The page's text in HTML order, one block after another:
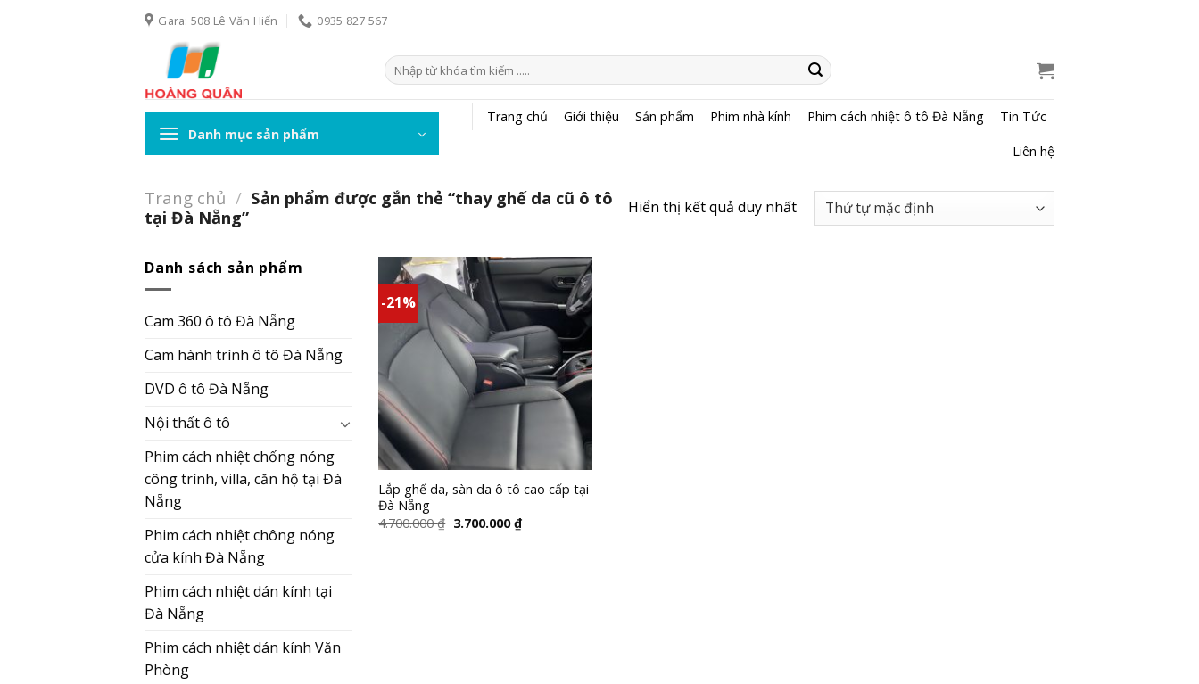
Gara: 508 Lê Văn Hiến 0935 827 567
Tìm
kiếm:
Danh mục sản phẩm
Trang chủ Giới thiệu Sản phẩm Phim nhà kính Phim cách nhiệt ô tô Đà Nẵng Tin Tức
Liên hệ
Trang chủ / Sản phẩm được gắn thẻ “thay ghế da cũ ô tô
tại Đà Nẵng”
Hiển thị kết quả duy nhất
Danh sách sản phẩm
Cam 360 ô tô Đà Nẵng
Cam hành trình ô tô Đà Nẵng
DVD ô tô Đà Nẵng
Nội thất ô tô
Phim cách nhiệt chống nóng
công trình, villa, căn hộ tại Đà
Nẵng
Phim cách nhiệt chông nóng
cửa kính Đà Nẵng
Phim cách nhiệt dán kính tại
Đà Nẵng
Phim cách nhiệt dán kính Văn
Phòng
-21%
Add to
wishlist
Lắp ghế da, sàn da ô tô cao cấp tại
Đà Nẵng
4.700.000₫ 3.700.000₫